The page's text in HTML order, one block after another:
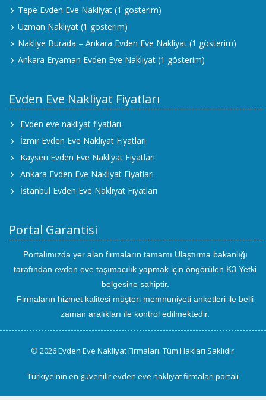
Tepe Evden Eve Nakliyat (1 gösterim)
Uzman Nakliyat (1 gösterim)
Nakliye Burada – Ankara Evden Eve Nakliyat (1 gösterim)
Ankara Eryaman Evden Eve Nakliyat (1 gösterim)
Evden Eve Nakliyat Fiyatları
Evden eve nakliyat fiyatları
İzmir Evden Eve Nakliyat Fiyatları
Kayseri Evden Eve Nakliyat Fiyatları
Ankara Evden Eve Nakliyat Fiyatları
İstanbul Evden Eve Nakliyat Fiyatları
Portal Garantisi
Portalımızda yer alan firmaların tamamı Ulaştırma bakanlığı
tarafından evden eve taşımacılık yapmak için öngörülen K3 Yetki
belgesine sahiptir.
Firmaların hizmet kalitesi müşteri memnuniyeti anketleri ile belli
zaman aralıkları ile kontrol edilmektedir.
© 2026 Evden Eve Nakliyat Firmaları. Tüm Hakları Saklıdır.
Türkiye'nin en güvenilir evden eve nakliyat firmaları portalı